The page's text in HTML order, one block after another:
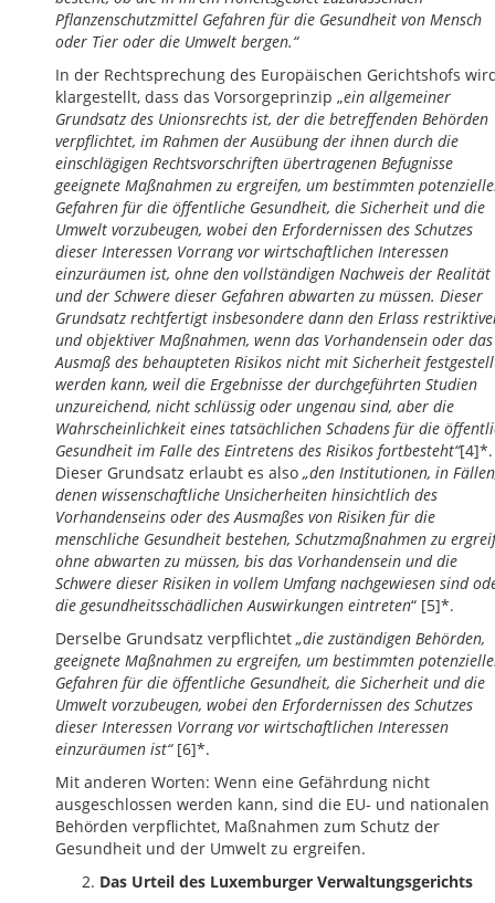
Pflanzenschutzmittel Gefahren für die Gesundheit von Mensch
oder Tier oder die Umwelt bergen.“
In der Rechtsprechung des Europäischen Gerichtshofs
klargestellt, dass das Vorsorgeprinzip „ein allgemeiner
Grundsatz des Unionsrechts ist, der die betreffenden Behörden
verpflichtet, im Rahmen der Ausübung der ihnen durch die
einschlägigen Rechtsvorschriften übertragenen Befugnisse
geeignete Maßnahmen zu ergreifen, um bestimmten
Gefahren für die öffentliche Gesundheit, die Sicherheit und die
Umwelt vorzubeugen, wobei den Erfordernissen des Schutzes
dieser Interessen Vorrang vor wirtschaftlichen Interessen
einzuräumen ist, ohne den vollständigen Nachweis der Realität
und der Schwere dieser Gefahren abwarten zu müssen. Dieser
Grundsatz rechtfertigt insbesondere dann den Erlass
und objektiver Maßnahmen, wenn das Vorhandensein oder das
Ausmaß des behaupteten Risikos nicht mit Sicherheit
werden kann, weil die Ergebnisse der durchgeführten Studien
unzureichend, nicht schlüssig oder ungenau sind, aber die
Wahrscheinlichkeit eines tatsächlichen Schadens für die
Gesundheit im Falle des Eintretens des Risikos fortbesteht“[4]*.
Dieser Grundsatz erlaubt es also „den Institutionen, in
denen wissenschaftliche Unsicherheiten hinsichtlich des
Vorhandenseins oder des Ausmaßes von Risiken für die
menschliche Gesundheit bestehen, Schutzmaßnahmen zu
ohne abwarten zu müssen, bis das Vorhandensein und die
Schwere dieser Risiken in vollem Umfang nachgewiesen sind
die gesundheitsschädlichen Auswirkungen eintreten“ [5]*.
Derselbe Grundsatz verpflichtet „die zuständigen Behörden,
geeignete Maßnahmen zu ergreifen, um bestimmten
Gefahren für die öffentliche Gesundheit, die Sicherheit und die
Umwelt vorzubeugen, wobei den Erfordernissen des Schutzes
dieser Interessen Vorrang vor wirtschaftlichen Interessen
einzuräumen ist“ [6]*.
Mit anderen Worten: Wenn eine Gefährdung nicht
ausgeschlossen werden kann, sind die EU- und nationalen
Behörden verpflichtet, Maßnahmen zum Schutz der
Gesundheit und der Umwelt zu ergreifen.
Das Urteil des Luxemburger Verwaltungsgerichts